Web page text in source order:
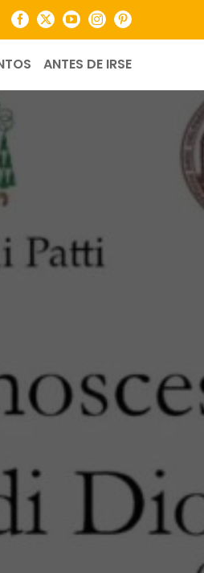
Facebook
X YouTubeInstagramPinterest
ANTES DE IRSE